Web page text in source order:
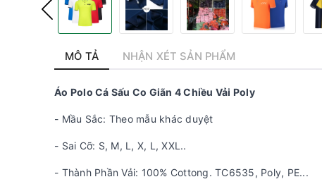
MÔ TẢ NHẬN XÉT SẢN PHẨM
Áo Polo Cá Sấu Co Giãn 4 Chiều Vải Poly
- Mầu Sắc: Theo mẫu khác duyệt
- Sai Cỡ: S, M, L, X, L, XXL..
- Thành Phần Vải: 100% Cottong. TC6535, Poly, PE...